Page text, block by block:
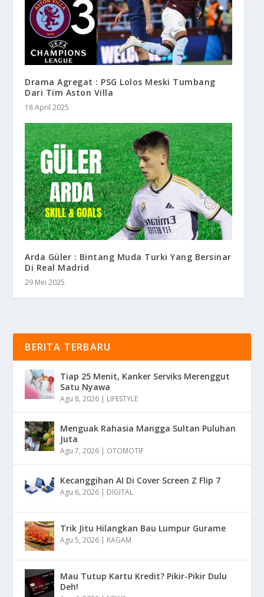
Drama Agregat : PSG Lolos Meski Tumbang
Dari Tim Aston Villa
18 April 2025
Arda Güler : Bintang Muda Turki Yang Bersinar
Di Real Madrid
29 Mei 2025
BERITA TERBARU
Tiap 25 Menit, Kanker Serviks Merenggut
Satu Nyawa
Agu 8, 2026 | LIFESTYLE
Menguak Rahasia Mangga Sultan Puluhan
Juta
Agu 7, 2026 | OTOMOTIF
Kecanggihan AI Di Cover Screen Z Flip 7
Agu 6, 2026 | DIGITAL
Trik Jitu Hilangkan Bau Lumpur Gurame
Agu 5, 2026 | RAGAM
Mau Tutup Kartu Kredit? Pikir-Pikir Dulu
Deh!